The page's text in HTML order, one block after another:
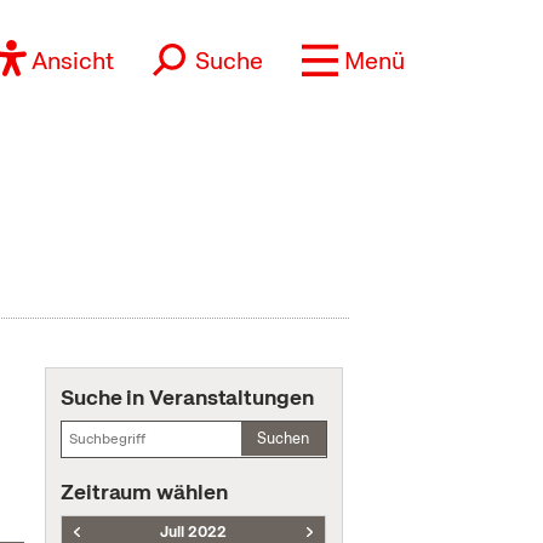
Ansicht Suche Menü
Suche in Veranstaltungen
Suchen
Zeitraum wählen
Juli 2022